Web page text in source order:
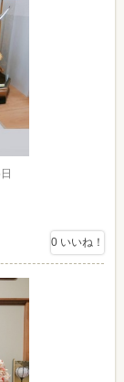
0 いいね！